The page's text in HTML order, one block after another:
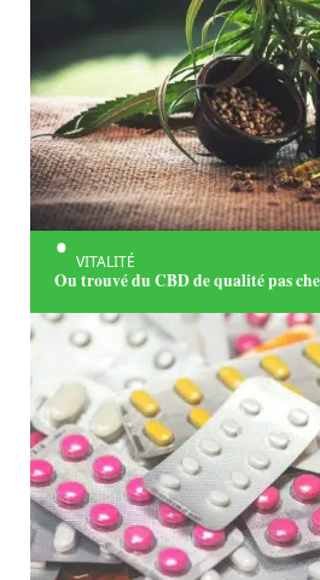
VITALITÉ
Ou trouvé du CBD de qualité pas